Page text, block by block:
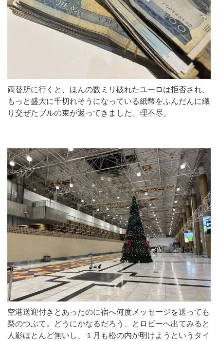
両替所に行くと、ほんの数ミリ破れたユーロは拒否され、
もっと盛大に千切れそうになっている紙幣をふんだんに織
り交ぜたブルの束が返ってきました。理不尽。
空港送迎付きとあったのに宿へ何度メッセージを送っても
梨のつぶて。どうにかなるだろう、とロビーへ出てみると
人影ほとんど無いし、１月も松の内が明けようというタイ